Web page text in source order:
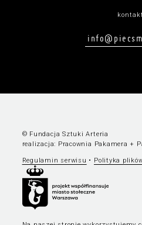
© Fundacja Sztuki Arteria
realizacja: Pracownia Pakamera +
Regulamin serwisu • Polityka